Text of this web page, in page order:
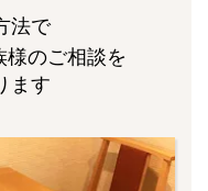
法で
様のご相談を
ます